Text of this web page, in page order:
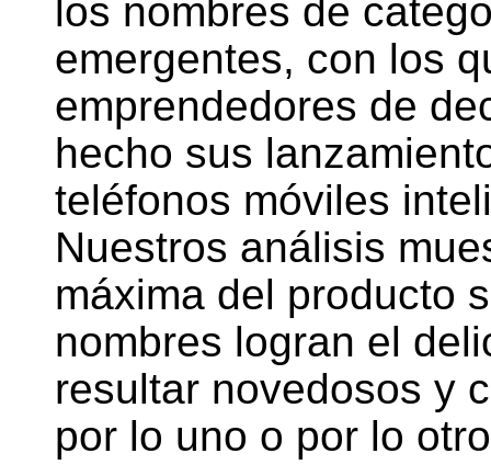
los nombres de
emergentes, con los
emprendedores de
hecho sus
teléfonos móviles
Nuestros análisis
máxima del producto
nombres logran el
resultar novedosos y
por lo uno o por lo